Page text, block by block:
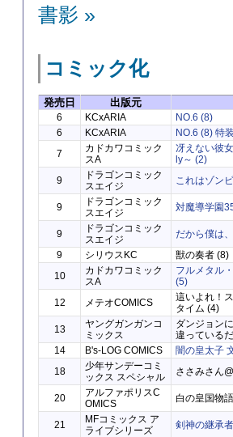
書影 »
コミック化
発売日 出版元
6 KCxARIA
NO.6 (8)
6
KCxARIA
NO.6 (8) 特
7
カドカワコミック
スA
冴えない彼
ly～ (2)
9
ドラゴンコミック
スエイジ
これはゾン
9
ドラゴンコミック
スエイジ
対魔導学園
9
ドラゴンコミック
スエイジ
だから僕は
9
シリウスKC
獣の奏者 (8)
10
カドカワコミック
スA
フルメタル
(5)
12
メテオCOMICS
這いよれ！
タイム (4)
13
ヤングガンガンコ
ミックス
ダンジョン
違っている
14
B's-LOG COMICS
闇の皇太子
18
少年サンデーコミ
ックス スペシャル
ささみさん
20
アルファポリスC
OMICS
白の皇国物
21
MFコミックス ア
ライブシリーズ
剣神の継承